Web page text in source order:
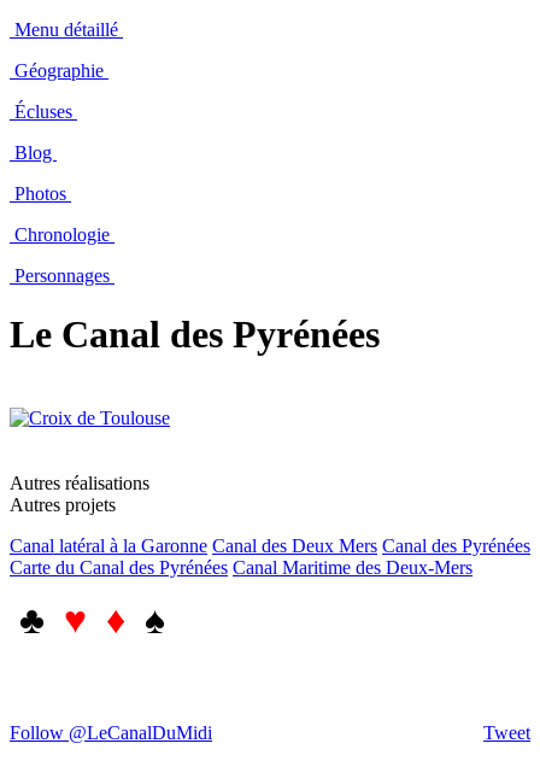
Menu détaillé
Géographie
Écluses
Blog
Photos
Chronologie
Personnages
Le Canal des Pyrénées
Autres réalisations
Autres projets
Canal latéral à la Garonne Canal des Deux Mers Canal des Pyrénées
Carte du Canal des Pyrénées Canal Maritime des Deux-Mers
♣ ♥ ♦ ♠
Tweet
Follow @LeCanalDuMidi